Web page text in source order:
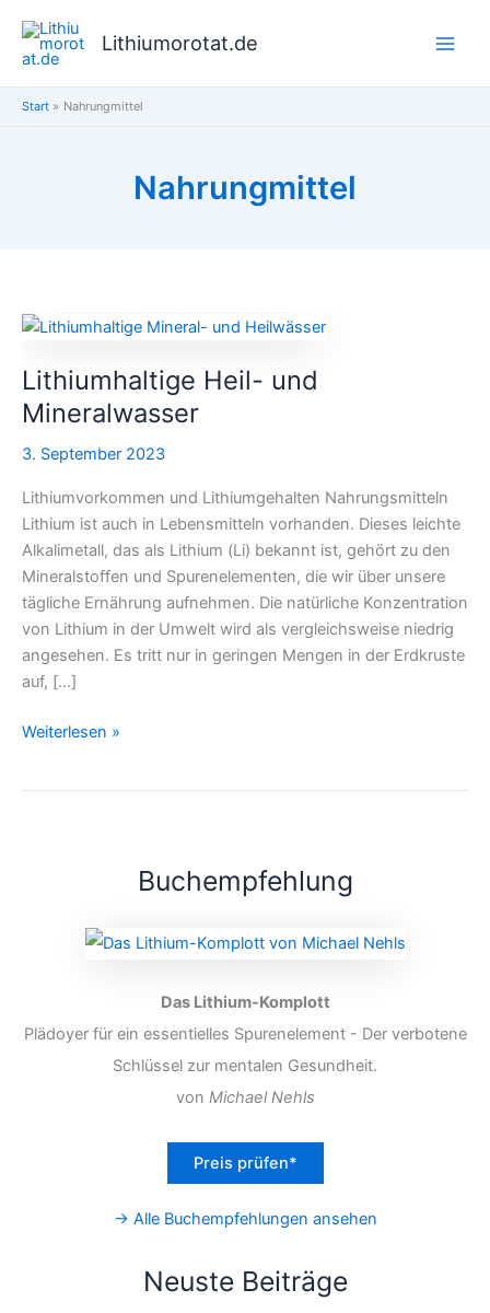
Inhalt
springen
Lithiumorotat.de
Start Nahrungmittel
Nahrungmittel
Lithiumhaltige Heil- und
Mineralwasser
3. September 2023
Lithiumvorkommen und Lithiumgehalten Nahrungsmitteln
Lithium ist auch in Lebensmitteln vorhanden. Dieses leichte
Alkalimetall, das als Lithium (Li) bekannt ist, gehört zu den
Mineralstoffen und Spurenelementen, die wir über unsere
tägliche Ernährung aufnehmen. Die natürliche Konzentration
von Lithium in der Umwelt wird als vergleichsweise niedrig
angesehen. Es tritt nur in geringen Mengen in der Erdkruste
auf, […]
Lithiumhaltige
und
Mineralwasser
Weiterlesen »
Buchempfehlung
Das Lithium-Komplott
Plädoyer für ein essentielles Spurenelement - Der verbotene
Schlüssel zur mentalen Gesundheit.
von Michael Nehls
Preis prüfen*
→ Alle Buchempfehlungen ansehen
Neuste Beiträge